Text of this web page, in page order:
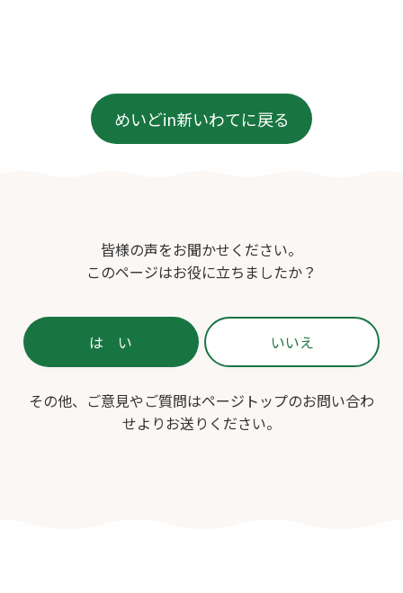
めいどin新いわてに戻る
皆様の声をお聞かせください。
このページはお役に立ちましたか？
その他、ご意見やご質問はページトップのお問い合わ
せよりお送りください。